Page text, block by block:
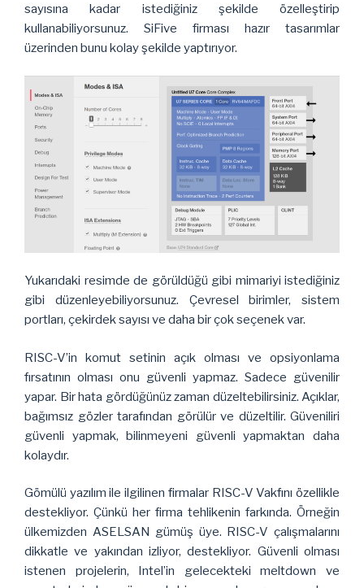
sayısına kadar istediğiniz şekilde özelleştirip
kullanabiliyorsunuz. SiFive firması hazır tasarımlar
üzerinden bunu kolay şekilde yaptırıyor.
Yukarıdaki resimde de görüldüğü gibi mimariyi istediğiniz
gibi düzenleyebiliyorsunuz. Çevresel birimler, sistem
portları, çekirdek sayısı ve daha bir çok seçenek var.
RISC-V’in komut setinin açık olması ve opsiyonlama
fırsatının olması onu güvenli yapmaz. Sadece güvenilir
yapar. Bir hata gördüğünüz zaman düzeltebilirsiniz. Açıklar,
bağımsız gözler tarafından görülür ve düzeltilir. Güveniliri
güvenli yapmak, bilinmeyeni güvenli yapmaktan daha
kolaydır.
Gömülü yazılım ile ilgilinen firmalar RISC-V Vakfını özellikle
destekliyor. Çünkü her firma tehlikenin farkında. Örneğin
ülkemizden ASELSAN gümüş üye. RISC-V çalışmalarını
dikkatle ve yakından izliyor, destekliyor. Güvenli olması
istenen projelerin, Intel’in gelecekteki meltdown ve